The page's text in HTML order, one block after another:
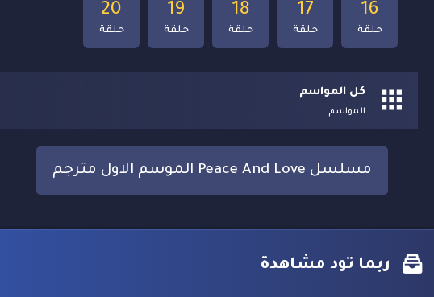
20
حلقة
19
حلقة
18
حلقة
17
حلقة
16
حلقة
كل المواسم
المواسم
مسلسل Peace And Love الموسم الاول مترجم
ربما تود مشاهدة